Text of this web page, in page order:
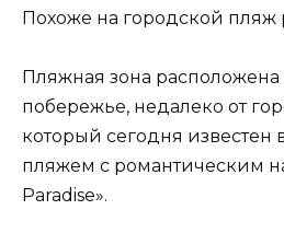
Похоже на городской пляж
Пляжная зона расположена
побережье, недалеко от
который сегодня
пляжем с романтическим
Paradise».